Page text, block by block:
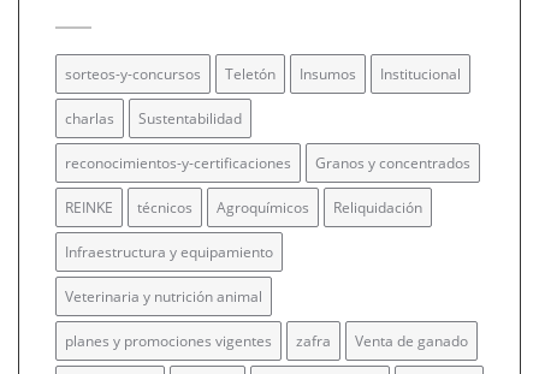
sorteos-y-concursos Teletón Insumos Institucional
charlas Sustentabilidad
reconocimientos-y-certificaciones Granos y concentrados
REINKE técnicos Agroquímicos Reliquidación
Infraestructura y equipamiento
Veterinaria y nutrición animal
planes y promociones vigentes zafra Venta de ganado